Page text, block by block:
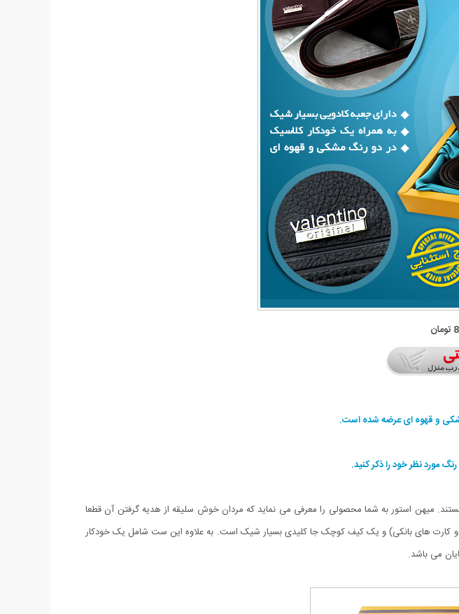
و قهوه ای عرضه شده است.
مورد نظر خود را ذکر کنید.
میهن استور به شما محصولی را معرفی می نماید که مردان خوش سلیقه از هدیه گرفتن آن قطعا
و کارت های بانکی) و یک کیف کوچک جا کلیدی بسیار شیک است. به علاوه این ست شامل یک خودکار
می باشد.